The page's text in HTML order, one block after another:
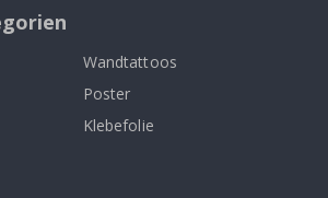
Wandtattoos
Poster
Klebefolie